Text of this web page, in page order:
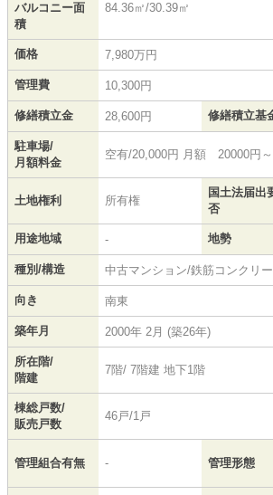
バルコニー面
積
84.36㎡/30.39㎡
価格 7,980万円
管理費 10,300円
修繕積立金 28,600円 修繕積立基
駐車場/
月額料金
空有/20,000円 月額 20000円～
土地権利 所有権
国土法届出
否
用途地域 - 地勢
種別/構造 中古マンション/鉄筋コンクリー
向き 南東
築年月 2000年 2月 (築26年)
所在階/
階建
7階/ 7階建 地下1階
棟総戸数/
販売戸数
46戸/1戸
管理組合有無 - 管理形態